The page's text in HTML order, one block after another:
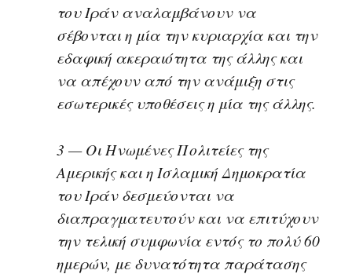
του Ιράν αναλαμβάνουν να
σέβονται η μία την κυριαρχία και την
εδαφική ακεραιότητα της άλλης και
να απέχουν από την ανάμιξη στις
εσωτερικές υποθέσεις η μία της άλλης.
3 — Οι Ηνωμένες Πολιτείες της
Αμερικής και η Ισλαμική Δημοκρατία
του Ιράν δεσμεύονται να
διαπραγματευτούν και να επιτύχουν
την τελική συμφωνία εντός το πολύ 60
ημερών, με δυνατότητα παράτασης